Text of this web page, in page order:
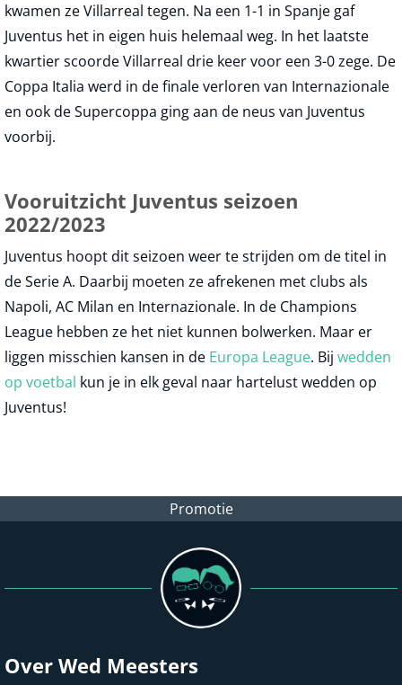
kwamen ze Villarreal tegen. Na een 1-1 in Spanje gaf
Juventus het in eigen huis helemaal weg. In het laatste
kwartier scoorde Villarreal drie keer voor een 3-0 zege. De
Coppa Italia werd in de finale verloren van Internazionale
en ook de Supercoppa ging aan de neus van Juventus
voorbij.
Vooruitzicht Juventus seizoen
2022/2023
Juventus hoopt dit seizoen weer te strijden om de titel in
de Serie A. Daarbij moeten ze afrekenen met clubs als
Napoli, AC Milan en Internazionale. In de Champions
League hebben ze het niet kunnen bolwerken. Maar er
liggen misschien kansen in de Europa League. Bij wedden
op voetbal kun je in elk geval naar hartelust wedden op
Juventus!
Promotie
Over Wed Meesters